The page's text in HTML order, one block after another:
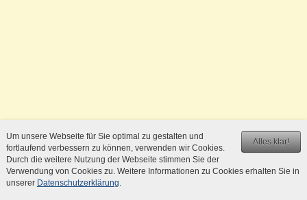
Alles klar!
Um unsere Webseite für Sie optimal zu gestalten und
fortlaufend verbessern zu können, verwenden wir Cookies.
Durch die weitere Nutzung der Webseite stimmen Sie der
Verwendung von Cookies zu. Weitere Informationen zu Cookies erhalten Sie in
unserer Datenschutzerklärung